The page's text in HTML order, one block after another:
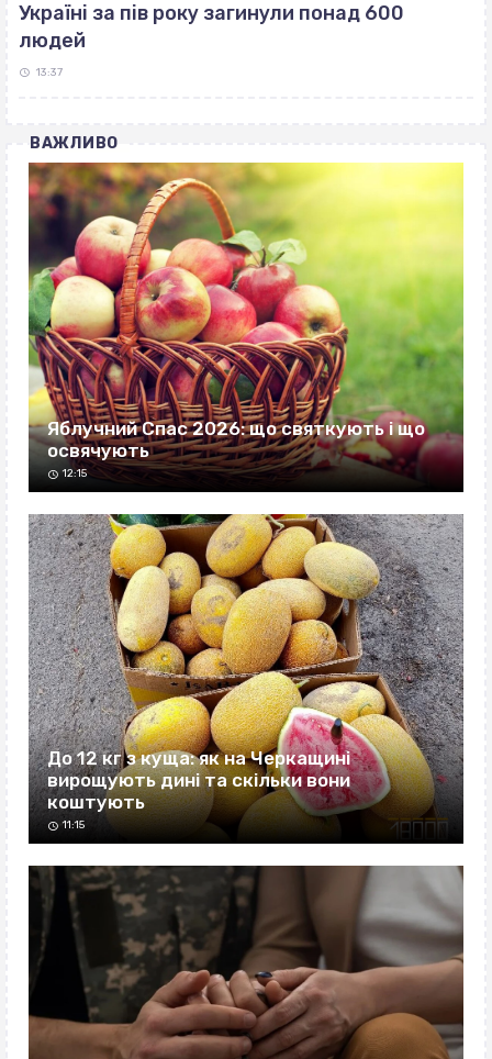
Україні за пів року загинули понад 600
людей
13:37
ВАЖЛИВО
Яблучний Спас 2026: що святкують і що
освячують
12:15
До 12 кг з куща: як на Черкащині
вирощують дині та скільки вони
коштують
11:15